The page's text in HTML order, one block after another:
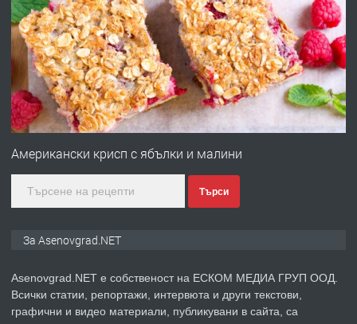
ПРЕДЛАГА
Професионална броячна машина -
със сертификат от ЕЦБ
преди 1 година
ПРЕДЛАГА
Професионална зеленчукорезачка
преди 2 години
Американски крисп с ябълки и малини
Търси
За Asenovgrad.NET
Asenovgrad.NET е собственост на ЕСКОМ МЕДИА ГРУП ООД.
Всички статии, репортажи, интервюта и други текстови,
графични и видео материали, публикувани в сайта, са